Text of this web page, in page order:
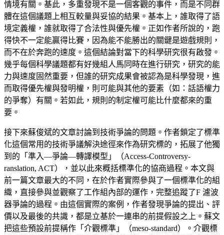
情境有關。基此，多重發現不是一個客觀的事件，而是不同群
體在這個議題上相互較量與妥協的結果。基本上，誰取得了語
境定義權，誰就取得了合法性與優先權。正如作者所說的，跑
得快不一定能贏得比賽，因為能不能勝出的關鍵是遊戲規則，
而不在於奔跑的速度。這個結論對當下的科學研究很有啟發。
幾乎每個科學議題都有好幾組人馬同時在進行研究，研究的能
力與速度固然重要，但誰的研究成果會被認為是科學發現，進
而取得優先權與發明權，則可能與其他的要素（如：話語權力
的爭奪）有關。若如此，規則的制定權可能比什麼都來的重
要。
接下來蘇俊斌的文章討論到技術爭論的問題。作者鎖定了標準
化這個常用的技術爭議解決途徑來作為研究標的，拓展了他獨
到的「準入—爭論—轉譯模型」（Access-Controversy-
ranslation, ACT），並以此來概括標準化的協商過程。本文與
前一篇文章最大的不同，在於作者實際參與了一個標準化的組
織，直接參與並觀察了工作組內部的運作，完整追蹤了F 濾波
器爭論的過程。由這個實際的案例，作者發現爭論的提出、評
價以及最後的共識，都是立基於一連串的前提假設之上。蘇文
把這些預設前提稱作「介觀標準」（meso-standard）。介觀標